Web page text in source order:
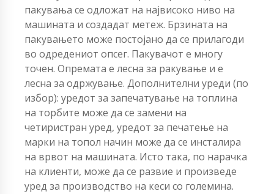
пакувања се одложат на највисоко ниво на
машината и создадат метеж. Брзината на
пакувањето може постојано да се прилагоди
во одредениот опсег. Пакувачот е многу
точен. Опремата е лесна за ракување и е
лесна за одржување. Дополнителни уреди (по
избор): уредот за запечатување на топлина
на торбите може да се замени на
четиристран уред, уредот за печатење на
марки на топол начин може да се инсталира
на врвот на машината. Исто така, по нарачка
на клиенти, може да се развие и произведе
уред за производство на кеси со големина.